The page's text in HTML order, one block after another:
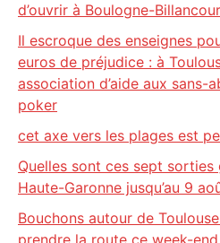
d’ouvrir à Boulogne-
Il escroque des enseignes
euros de préjudice : à
association d’aide aux sans-
poker
cet axe vers les plages est
Quelles sont ces sept
Haute-Garonne jusqu’au 9
Bouchons autour de
prendre la route ce week-